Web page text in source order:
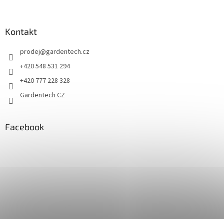
Kontakt
prodej@gardentech.cz
+420 548 531 294
+420 777 228 328
Gardentech CZ
Facebook